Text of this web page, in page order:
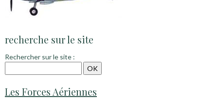
recherche sur le site
Rechercher sur le site :
Les Forces Aériennes